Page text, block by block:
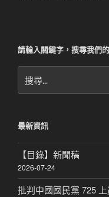
請輸入關鍵字，搜尋我們
尋
字:
最新資訊
【目錄】新聞稿
2026-07-24
批判中國國民黨 725